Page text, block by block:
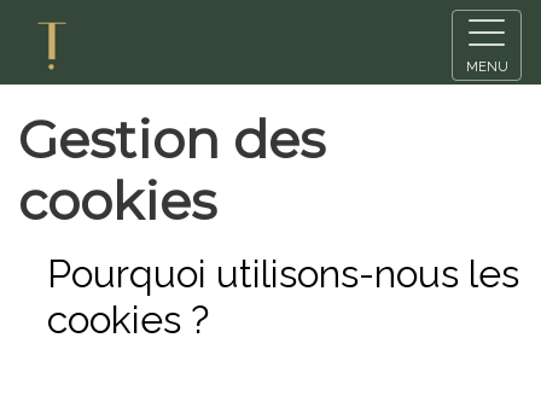
MENU
Gestion des
cookies
Pourquoi utilisons-nous les
cookies ?